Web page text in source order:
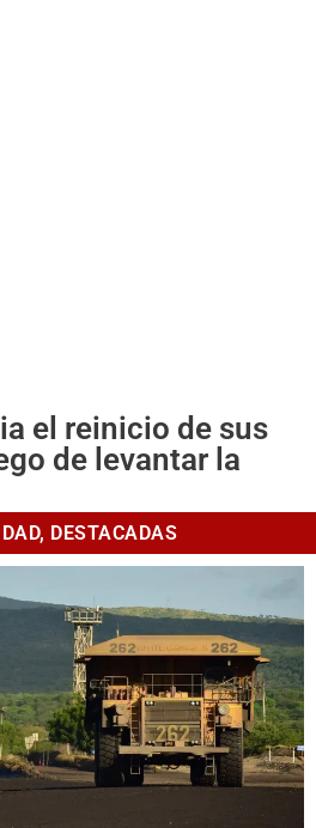
el reinicio de sus
de levantar la
, DESTACADAS